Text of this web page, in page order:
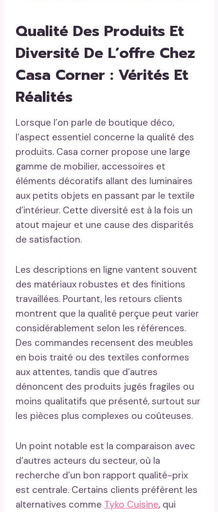
Qualité Des Produits Et
Diversité De L’offre Chez
Casa Corner : Vérités Et
Réalités
Lorsque l’on parle de boutique déco,
l’aspect essentiel concerne la qualité des
produits. Casa corner propose une large
gamme de mobilier, accessoires et
éléments décoratifs allant des luminaires
aux petits objets en passant par le textile
d’intérieur. Cette diversité est à la fois un
atout majeur et une cause des disparités
de satisfaction.
Les descriptions en ligne vantent souvent
des matériaux robustes et des finitions
travaillées. Pourtant, les retours clients
montrent que la qualité perçue peut varier
considérablement selon les références.
Des commandes recensent des meubles
en bois traité ou des textiles conformes
aux attentes, tandis que d’autres
dénoncent des produits jugés fragiles ou
moins qualitatifs que présenté, surtout sur
les pièces plus complexes ou coûteuses.
Un point notable est la comparaison avec
d’autres acteurs du secteur, où la
recherche d’un bon rapport qualité-prix
est centrale. Certains clients préfèrent les
alternatives comme Tyko Cuisine, qui